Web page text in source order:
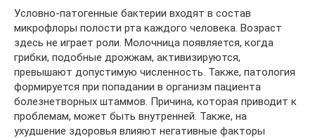
Условно-патогенные бактерии входят в состав
микрофлоры полости рта каждого человека. Возраст
здесь не играет роли. Молочница появляется, когда
грибки, подобные дрожжам, активизируются,
превышают допустимую численность. Также, патология
формируется при попадании в организм пациента
болезнетворных штаммов. Причина, которая приводит к
проблемам, может быть внутренней. Также, на
ухудшение здоровья влияют негативные факторы